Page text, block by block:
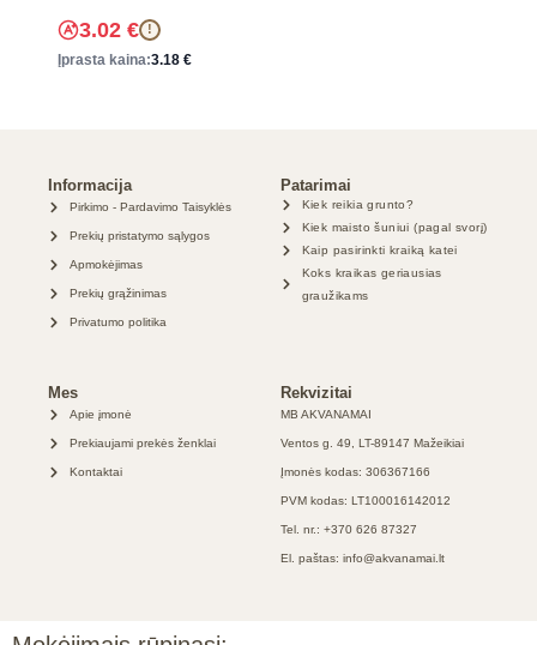
3.02 € !
Įprasta kaina:3.18 €
Informacija
Pirkimo - Pardavimo Taisyklės
Prekių pristatymo sąlygos
Apmokėjimas
Prekių grąžinimas
Privatumo politika
Patarimai
Kiek reikia grunto?
Kiek maisto šuniui (pagal svorį)
Kaip pasirinkti kraiką katei
Koks kraikas geriausias
graužikams
Mes
Apie įmonė
Prekiaujami prekės ženklai
Kontaktai
Rekvizitai
MB AKVANAMAI
Ventos g. 49, LT-89147 Mažeikiai
Įmonės kodas: 306367166
PVM kodas: LT100016142012
Tel. nr.: +370 626 87327
El. paštas: info@akvanamai.lt